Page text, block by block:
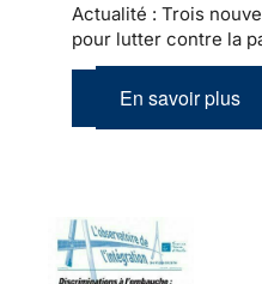
Actualité : Trois
pour lutter contre la
En savoir plus